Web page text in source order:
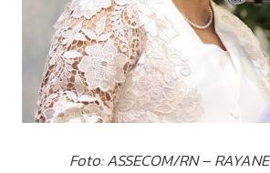
Foto: ASSECOM/RN –